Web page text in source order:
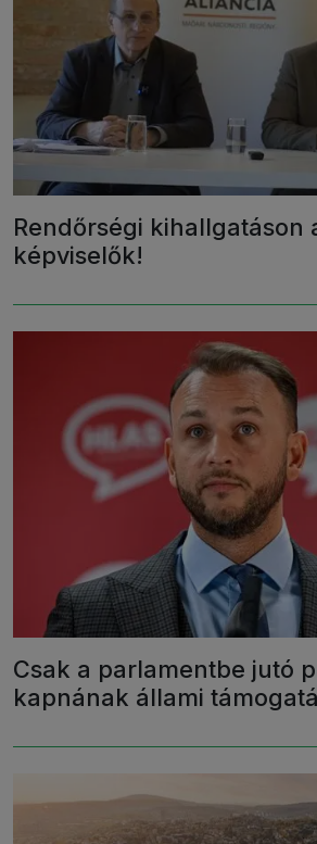
Rendőrségi kihallgatáson
képviselők!
Csak a parlamentbe jutó
kapnának állami